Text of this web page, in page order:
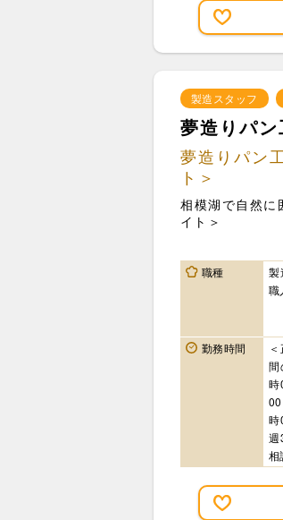
製造スタッフ
夢造りパ
夢造りパン
ト＞
相模湖で自然に
イト＞
職種
製
職
勤務時間
週
相